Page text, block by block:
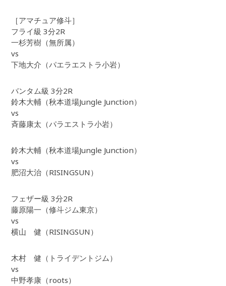
［アマチュア修斗］
フライ級 3分2R
一杉芳樹（無所属）
vs
下地大介（パエラエストラ小岩）
バンタム級 3分2R
鈴木大輔（秋本道場Jungle Junction）
vs
斉藤康太（パラエストラ小岩）
鈴木大輔（秋本道場Jungle Junction）
vs
肥沼大治（RISINGSUN）
フェザー級 3分2R
藤原陽一（修斗ジム東京）
vs
横山 健（RISINGSUN）
木村 健（トライデントジム）
vs
中野孝康（roots）